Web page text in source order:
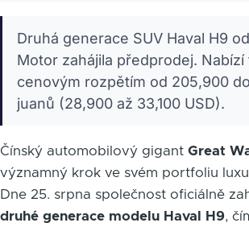
Druhá generace SUV Haval H9
Motor zahájila předprodej. Nabízí
cenovým rozpětím od 205,900
juanů (28,900 až 33,100 USD).
Čínský automobilový gigant Great
významný krok ve svém portfoliu
Dne 25. srpna společnost oficiálně
druhé generace modelu Haval H9,